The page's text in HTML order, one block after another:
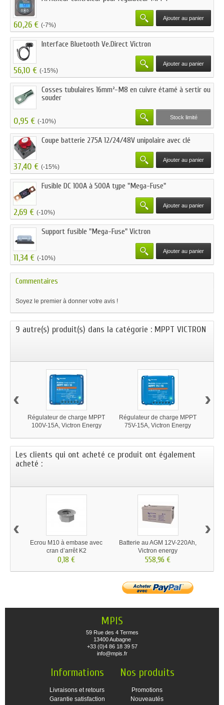
60,26 € (-7%)
Ajouter au panier
Interface Bluetooth Ve.Direct Victron
56,10 € (-15%)
Ajouter au panier
Cosses tubulaires 16mm²-M8 en cuivre étamé à sertir ou
souder
0,95 € (-10%)
Stock limité
Coupe batterie 275A 12/24/48V unipolaire avec clé
37,40 € (-15%)
Ajouter au panier
Fusible DC 100A à 500A type "Mega-Fuse"
2,69 € (-10%)
Ajouter au panier
Support fusible "Mega-Fuse" Victron
11,34 € (-10%)
Ajouter au panier
Commentaires
Soyez le premier à donner votre avis !
9 autre(s) produit(s) dans la catégorie : MPPT VICTRON
Régulateur de charge MPPT
100V-15A, Victron Energy
Régulateur de charge MPPT
75V-15A, Victron Energy
‹ ›
Les clients qui ont acheté ce produit ont également
acheté :
Ecrou M10 à embase avec
cran d’arrêt K2
0,18 €
Batterie au AGM 12V-220Ah,
Victron energy
558,96 €
‹ ›
MPIS
59 Rue des 4 Termes
13400 Aubagne
+33 (0)4 86 18 39 57
info@mpis.fr
Informations
Livraisons et retours
Garantie satisfaction
Nos produits
Promotions
Nouveautés